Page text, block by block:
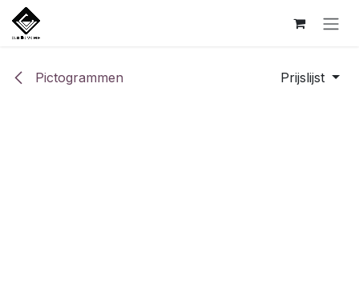
Overslaan naar inhoud
Pictogrammen Prijslijst